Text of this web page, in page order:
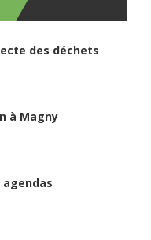
des déchets
à Magny